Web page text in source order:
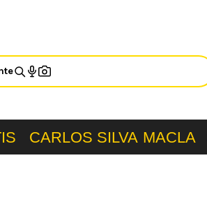
CARLOS SILVA MACLA